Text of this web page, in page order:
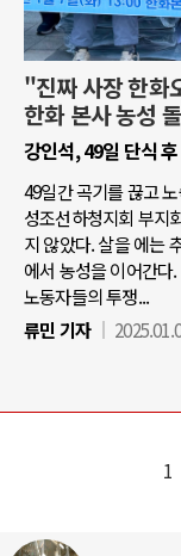
"진짜 사장 한화
한화 본사 농성
강인석, 49일 단식
49일간 곡기를 끊고
성조선하청지회 부지
지 않았다. 살을 에는
에서 농성을 이어간
노동자들의 투쟁...
류민 기자
1